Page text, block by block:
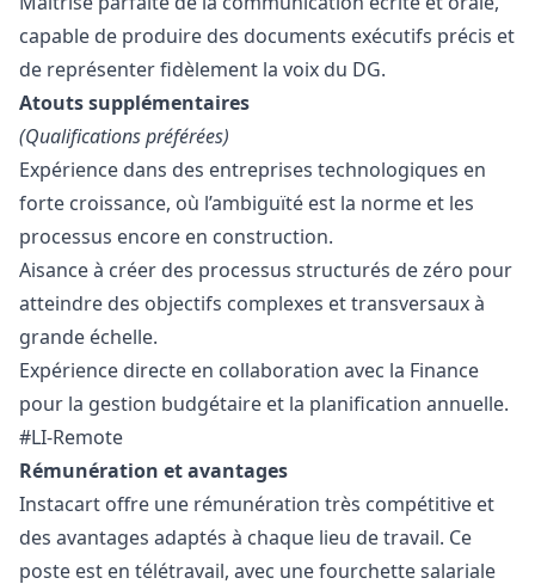
capable de produire des documents exécutifs précis et
de représenter fidèlement la voix du DG.
Atouts supplémentaires
(Qualifications préférées)
Expérience dans des entreprises technologiques en
forte croissance, où l’ambiguïté est la norme et les
processus encore en construction.
Aisance à créer des processus structurés de zéro pour
atteindre des objectifs complexes et transversaux à
grande échelle.
Expérience directe en collaboration avec la Finance
pour la gestion budgétaire et la planification annuelle.
#LI-Remote
Rémunération et avantages
Instacart offre une rémunération très compétitive et
des avantages adaptés à chaque lieu de travail. Ce
poste est en télétravail, avec une fourchette salariale